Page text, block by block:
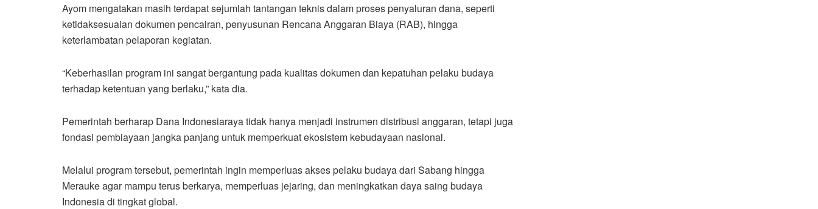
Ayom mengatakan masih terdapat sejumlah tantangan teknis dalam proses penyaluran dana, seperti
ketidaksesuaian dokumen pencairan, penyusunan Rencana Anggaran Biaya (RAB), hingga
keterlambatan pelaporan kegiatan.
“Keberhasilan program ini sangat bergantung pada kualitas dokumen dan kepatuhan pelaku budaya
terhadap ketentuan yang berlaku,” kata dia.
Pemerintah berharap Dana Indonesiaraya tidak hanya menjadi instrumen distribusi anggaran, tetapi juga
fondasi pembiayaan jangka panjang untuk memperkuat ekosistem kebudayaan nasional.
Melalui program tersebut, pemerintah ingin memperluas akses pelaku budaya dari Sabang hingga
Merauke agar mampu terus berkarya, memperluas jejaring, dan meningkatkan daya saing budaya
Indonesia di tingkat global.